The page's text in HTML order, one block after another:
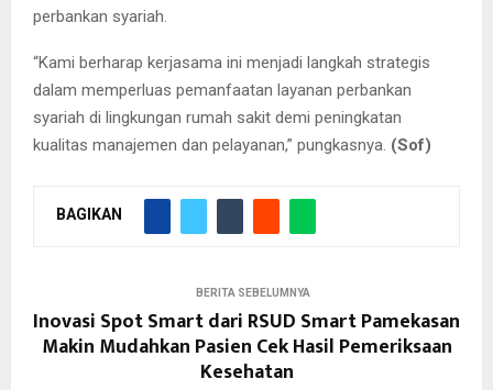
perbankan syariah.
“Kami berharap kerjasama ini menjadi langkah strategis
dalam memperluas pemanfaatan layanan perbankan
syariah di lingkungan rumah sakit demi peningkatan
kualitas manajemen dan pelayanan,” pungkasnya. (Sof)
BAGIKAN
BERITA SEBELUMNYA
Inovasi Spot Smart dari RSUD Smart Pamekasan
Makin Mudahkan Pasien Cek Hasil Pemeriksaan
Kesehatan